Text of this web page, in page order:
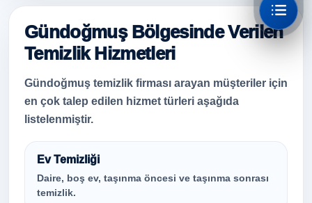
Gündoğmuş Bölgesinde Verilen
Temizlik Hizmetleri
Gündoğmuş temizlik firması arayan müşteriler için
en çok talep edilen hizmet türleri aşağıda
listelenmiştir.
Ev Temizliği
Daire, boş ev, taşınma öncesi ve taşınma sonrası
temizlik.